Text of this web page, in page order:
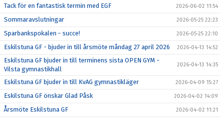
Tack för en fantastisk termin med EGF 2026-06-02 11:54
Sommaravslutningar 2026-05-25 22:23
Sparbankspokalen - succe! 2026-05-25 22:10
Eskilstuna GF - bjuder in till årsmöte måndag 27 april 2026 2026-04-13 14:52
Eskilstuna GF bjuder in till terminens sista OPEN GYM -
Vilsta gymnastikhall
2026-04-13 14:35
Eskilstuna GF bjuder in till KvAG gymnastikläger 2026-04-09 15:27
Eskilstuna GF önskar Glad Påsk 2026-04-02 14:09
Årsmöte Eskilstuna GF 2026-04-02 11:21